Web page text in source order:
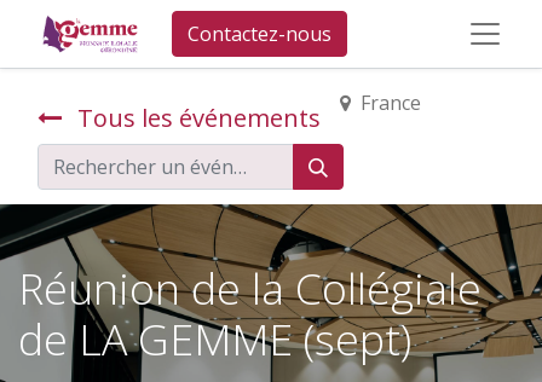
Contactez-nous
Tous les événements France
Réunion de la Collégiale
de LA GEMME (sept)